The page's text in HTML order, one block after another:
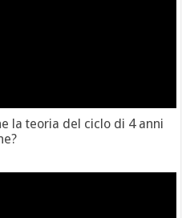
la teoria del ciclo di 4 anni